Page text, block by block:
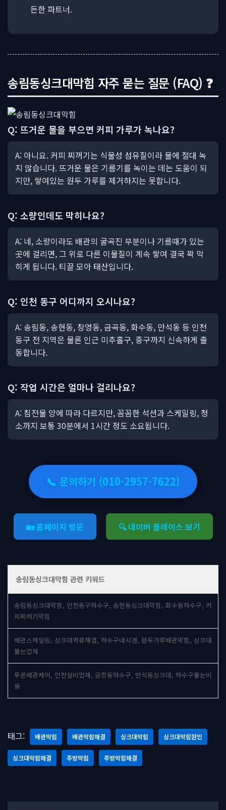
든한 파트너.
송림동싱크대막힘 자주 묻는 질문 (FAQ) ❓
Q: 뜨거운 물을 부으면 커피 가루가 녹나요?
A: 아니요. 커피 찌꺼기는 식물성 섬유질이라 물에 절대 녹
지 않습니다. 뜨거운 물은 기름기를 녹이는 데는 도움이 되
지만, 쌓여있는 원두 가루를 제거하지는 못합니다.
Q: 소량인데도 막히나요?
A: 네, 소량이라도 배관의 굴곡진 부분이나 기름때가 있는
곳에 걸리면, 그 위로 다른 이물질이 계속 쌓여 결국 꽉 막
히게 됩니다. 티끌 모아 태산입니다.
Q: 인천 동구 어디까지 오시나요?
A: 송림동, 송현동, 창영동, 금곡동, 화수동, 만석동 등 인천
동구 전 지역은 물론 인근 미추홀구, 중구까지 신속하게 출
동합니다.
Q: 작업 시간은 얼마나 걸리나요?
A: 침전물 양에 따라 다르지만, 꼼꼼한 석션과 스케일링, 청
소까지 보통 30분에서 1시간 정도 소요됩니다.
📞 문의하기 (010-2957-7622)
🏡 홈페이지 방문 🔍 네이버 플레이스 보기
송림동싱크대막힘 관련 키워드
송림동싱크대막힘, 인천동구하수구, 송현동싱크대막힘, 화수동하수구, 커
피찌꺼기막힘
배관스케일링, 싱크대역류해결, 하수구내시경, 원두가루배관막힘, 싱크대
뚫는업체
푸른배관케어, 인천설비업체, 금창동하수구, 만석동싱크대, 하수구뚫는비
용
태그: 배관막힘 배관막힘해결 싱크대막힘 싱크대막힘원인
싱크대막힘해결 주방막힘 주방막힘해결